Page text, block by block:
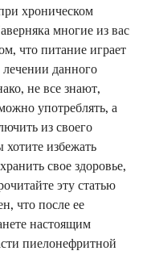
хроническом
многие из вас
что питание играет
данного
не все знают,
употреблять, а
из своего
избежать
свое здоровье,
эту статью
что после ее
настоящим
пиелонефритной